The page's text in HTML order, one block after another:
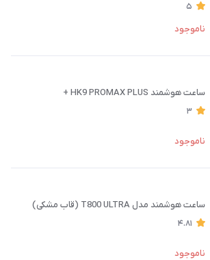
5
ناموجود
ساعت هوشمند HK9 PROMAX PLUS +
3
ناموجود
ساعت هوشمند مدل T800 ULTRA (قاب مشکی)
4.81
ناموجود